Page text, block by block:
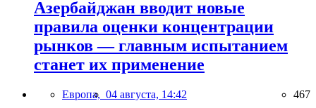
Азербайджан вводит новые
правила оценки концентрации
рынков — главным испытанием
станет их применение
Европа, 04 августа, 14:42 467